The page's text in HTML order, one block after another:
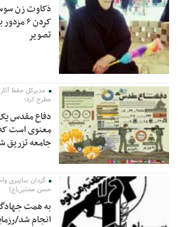
ذکاوت زن
کردن ۶
تصویر
مدیرکل حفظ
مطرح کرد؛
دفاع مقدس
معنوی است که
جامعه تزریق
گردان سایبری
حسن مجتبی(ع)
به همت
انجام شد/